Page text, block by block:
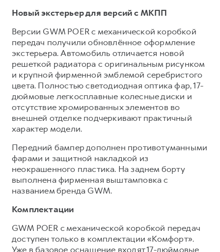
Новый экстерьер для версий с МКПП
Версии GWM POER с механической коробкой
передач получили обновлённое оформление
экстерьера. Автомобиль отличается новой
решеткой радиатора с оригинальным рисунком
и крупной фирменной эмблемой серебристого
цвета. Полностью светодиодная оптика фар, 17-
дюймовые легкосплавные колесные диски и
отсутствие хромированных элементов во
внешней отделке подчеркивают практичный
характер модели.
Передний бампер дополнен противотуманными
фарами и защитной накладкой из
неокрашенного пластика. На заднем борту
выполнена фирменная выштамповка с
названием бренда GWM.
Комплектации
GWM POER с механической коробкой передач
доступен только в комплектации «Комфорт».
Уже в базовое оснащение входят 17-дюймовые